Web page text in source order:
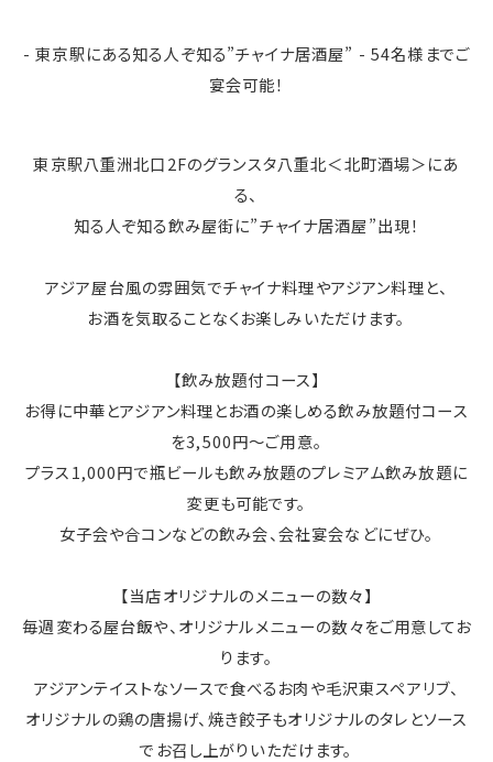
- 東京駅にある知る人ぞ知る”チャイナ居酒屋” - 54名様までご
宴会可能！
東京駅八重洲北口2Fのグランスタ八重北＜北町酒場＞にあ
る、
知る人ぞ知る飲み屋街に”チャイナ居酒屋”出現！
アジア屋台風の雰囲気でチャイナ料理やアジアン料理と、
お酒を気取ることなくお楽しみいただけます。
【飲み放題付コース】
お得に中華とアジアン料理とお酒の楽しめる飲み放題付コース
を3,500円～ご用意。
プラス1,000円で瓶ビールも飲み放題のプレミアム飲み放題に
変更も可能です。
女子会や合コンなどの飲み会、会社宴会などにぜひ。
【当店オリジナルのメニューの数々】
毎週変わる屋台飯や、オリジナルメニューの数々をご用意してお
ります。
アジアンテイストなソースで食べるお肉や毛沢東スペアリブ、
オリジナルの鶏の唐揚げ、焼き餃子もオリジナルのタレとソース
でお召し上がりいただけます。